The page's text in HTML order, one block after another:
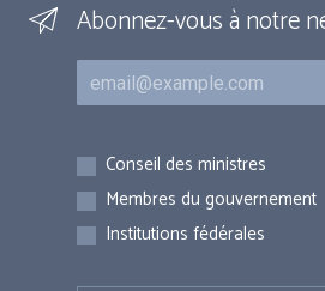
Abonnez-vous à notre
Courriel
Inscriptions
Conseil des ministres
Membres du gouvernement
Institutions fédérales